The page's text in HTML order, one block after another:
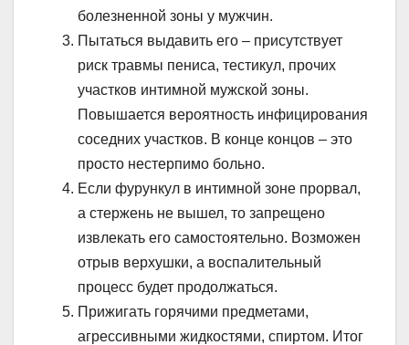
болезненной зоны у мужчин.
Пытаться выдавить его – присутствует
риск травмы пениса, тестикул, прочих
участков интимной мужской зоны.
Повышается вероятность инфицирования
соседних участков. В конце концов – это
просто нестерпимо больно.
Если фурункул в интимной зоне прорвал,
а стержень не вышел, то запрещено
извлекать его самостоятельно. Возможен
отрыв верхушки, а воспалительный
процесс будет продолжаться.
Прижигать горячими предметами,
агрессивными жидкостями, спиртом. Итог